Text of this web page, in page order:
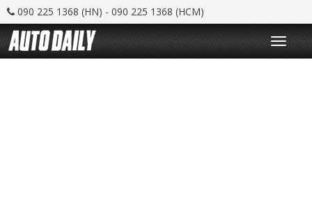
090 225 1368 (HN) - 090 225 1368 (HCM)
T
o
g